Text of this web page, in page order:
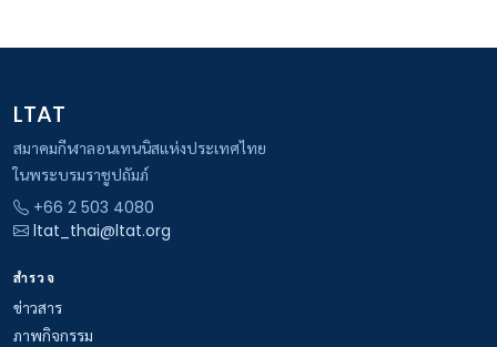
LTAT
สมาคมกีฬาลอนเทนนิสแห่งประเทศไทย
ในพระบรมราชูปถัมภ์
+66 2 503 4080
ltat_thai@ltat.org
สำรวจ
ข่าวสาร
ภาพกิจกรรม